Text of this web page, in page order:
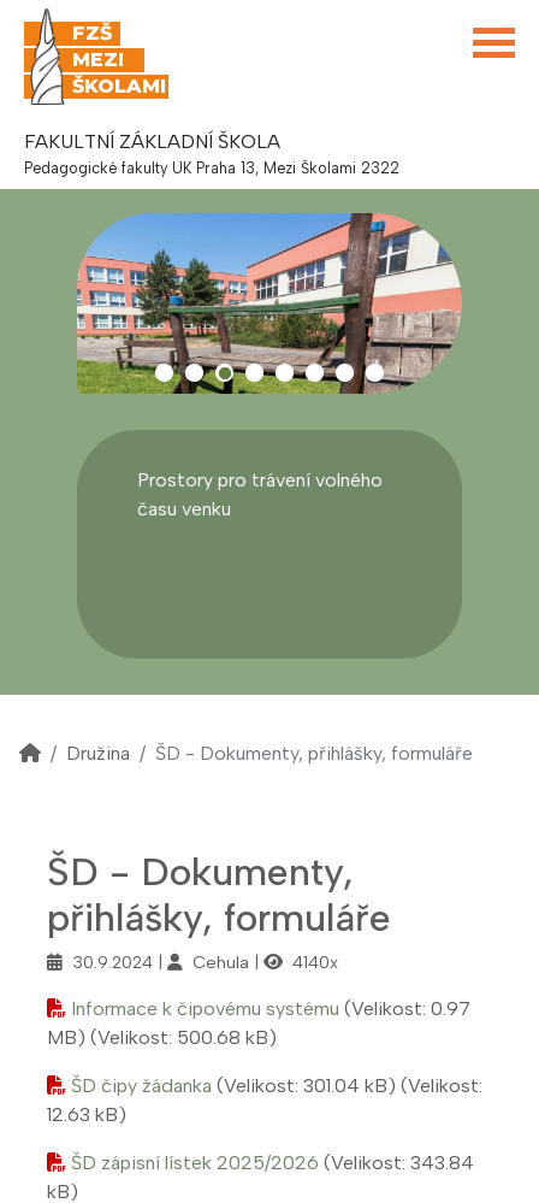
FZŠ
MEZI
ŠKOLAMI
FAKULTNÍ ZÁKLADNÍ ŠKOLA
Pedagogické fakulty UK Praha 13, Mezi Školami 2322
Prostory pro trávení volného
času venku
Družina ŠD - Dokumenty, přihlášky, formuláře
ŠD - Dokumenty,
přihlášky, formuláře
30.9.2024 Cehula 4140x
Informace k čipovému systému (Velikost: 0.97
MB) (Velikost: 500.68 kB)
ŠD čipy žádanka (Velikost: 301.04 kB) (Velikost:
12.63 kB)
ŠD zápisní lístek 2025/2026 (Velikost: 343.84
kB)